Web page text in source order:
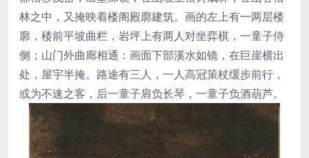
林之中，又掩映着楼阁殿廓建筑。画的左上有一两层楼
廓，楼前平坡曲栏，岩坪上有两人对坐弈棋，一童子侍
侧；山门外曲廊相通：画面下部溪水如镜，在巨崖横出
处，屋宇半掩。路途有三人，一人高冠策杖缓步前行，
或为不速之客，后一童子肩负长琴，一童子负酒葫芦。